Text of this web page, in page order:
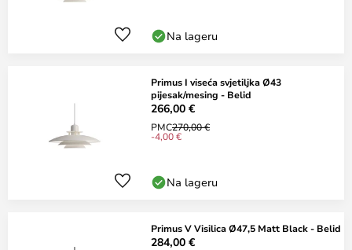
Na lageru
Primus I viseća svjetiljka Ø43
pijesak/mesing - Belid
266,00 €
PMC270,00 €
-4,00 €
Na lageru
Primus V Visilica Ø47,5 Matt Black - Belid
284,00 €